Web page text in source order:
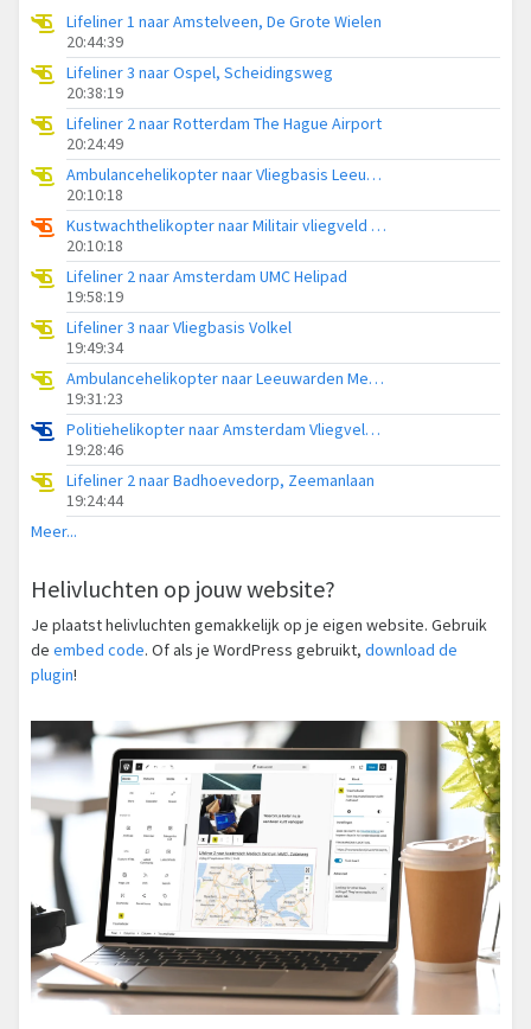
Lifeliner 1 naar Amstelveen, De Grote Wielen
20:44:39
Lifeliner 3 naar Ospel, Scheidingsweg
20:38:19
Lifeliner 2 naar Rotterdam The Hague Airport
20:24:49
Ambulancehelikopter naar Vliegbasis Leeuwarden
20:10:18
Kustwachthelikopter naar Militair vliegveld De Kooy / Den Helder Airport
20:10:18
Lifeliner 2 naar Amsterdam UMC Helipad
19:58:19
Lifeliner 3 naar Vliegbasis Volkel
19:49:34
Ambulancehelikopter naar Leeuwarden Medical Center Heliport
19:31:23
Politiehelikopter naar Amsterdam Vliegveld Schiphol
19:28:46
Lifeliner 2 naar Badhoevedorp, Zeemanlaan
19:24:44
Meer...
Helivluchten op jouw website?
Je plaatst helivluchten gemakkelijk op je eigen website. Gebruik
de embed code. Of als je WordPress gebruikt, download de
plugin!